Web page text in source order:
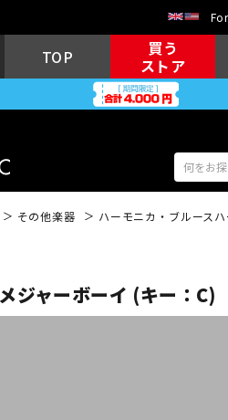
TOP
買う
ストア
その他楽器 ハーモニカ・ブルースハ
ジャーボーイ (キー：C)